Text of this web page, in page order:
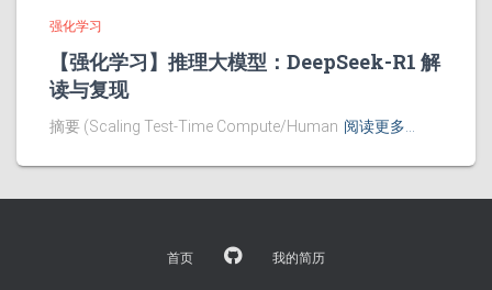
强化学习
【强化学习】推理大模型：DeepSeek-R1 解
读与复现
摘要 (Scaling Test-Time Compute/Human 阅读更多…
首页 我的简历